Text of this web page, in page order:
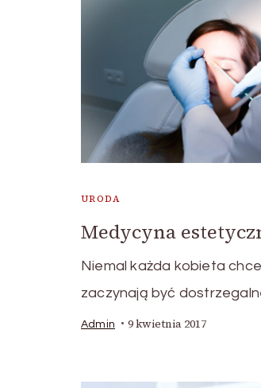
URODA
Medycyna
Niemal każda kobieta
zaczynają być
Admin 9 kwietnia 2017